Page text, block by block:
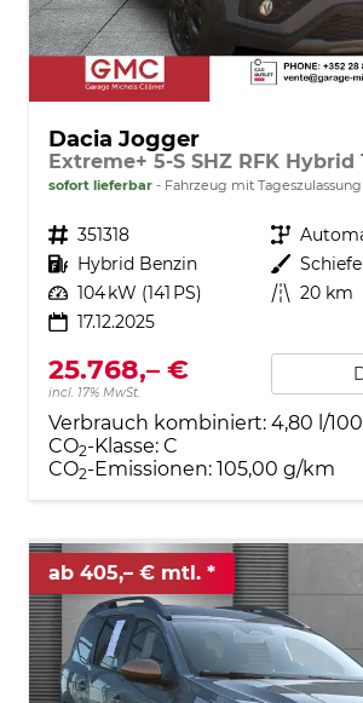
Dacia Jogger
Extreme+ 5-S SHZ RFK Hybrid
sofort lieferbar Fahrzeug mit Tageszulassung
Fahrzeugnr. 351318 Getriebe
Kraftstoff Hybrid Benzin Außenfarbe
Leistung 104 kW (141 PS) Kilometerstand 20 km
17.12.2025
25.768,– €
incl. 17% MwSt.
Verbrauch kombiniert: 4,80 l/
CO2-Klasse: C
CO2-Emissionen: 105,00 g/km
ab 405,– € mtl.